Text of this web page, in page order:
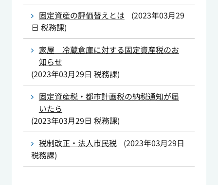
固定資産の評価替えとは
(2023年03月29
日 税務課)
家屋 冷蔵倉庫に対する固定資産税のお
知らせ
(2023年03月29日 税務課)
固定資産税・都市計画税の納税通知が届
いたら
(2023年03月29日 税務課)
税制改正・法人市民税
(2023年03月29日
税務課)